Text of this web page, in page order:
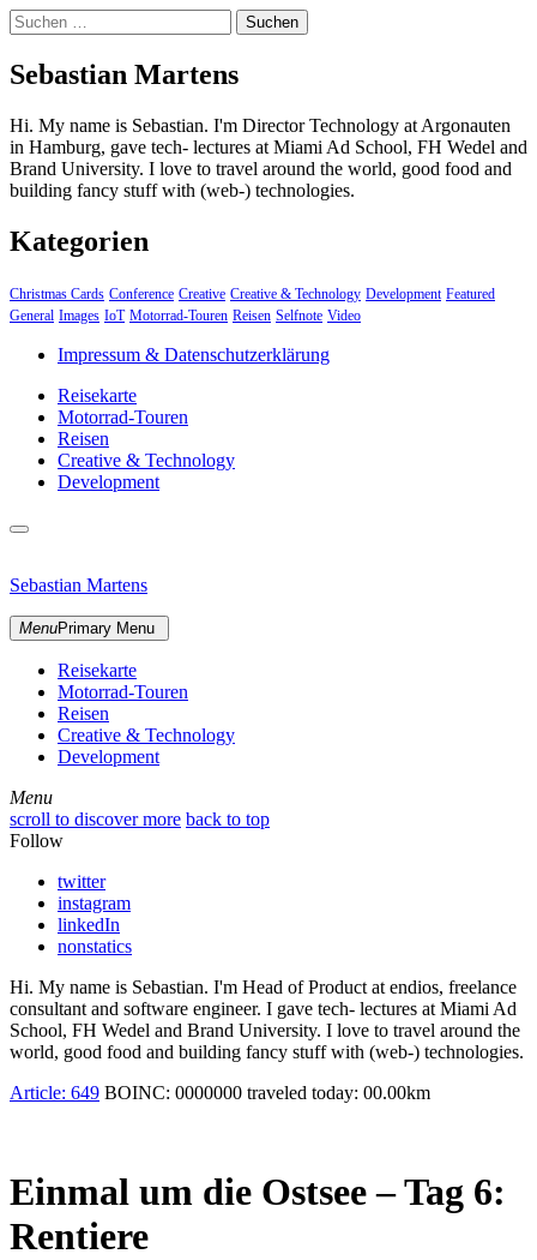
Suchen
nach:
Sebastian Martens
Hi. My name is Sebastian. I'm Director Technology at Argonauten
in Hamburg, gave tech- lectures at Miami Ad School, FH Wedel and
Brand University. I love to travel around the world, good food and
building fancy stuff with (web-) technologies.
Kategorien
Christmas Cards Conference Creative Creative & Technology Development Featured
General Images IoT Motorrad-Touren Reisen Selfnote Video
Impressum & Datenschutzerklärung
Reisekarte
Motorrad-Touren
Reisen
Creative & Technology
Development
close
content
Sebastian Martens
MenuPrimary Menu
Reisekarte
Motorrad-Touren
Reisen
Creative & Technology
Development
Menu
Menu
scroll to discover more back to top
Follow
twitter
instagram
linkedIn
nonstatics
Hi. My name is Sebastian. I'm Head of Product at endios, freelance
consultant and software engineer. I gave tech- lectures at Miami Ad
School, FH Wedel and Brand University. I love to travel around the
world, good food and building fancy stuff with (web-) technologies.
Article: 649 BOINC: 0000000 traveled today: 00.00km
Einmal um die Ostsee – Tag 6:
Rentiere